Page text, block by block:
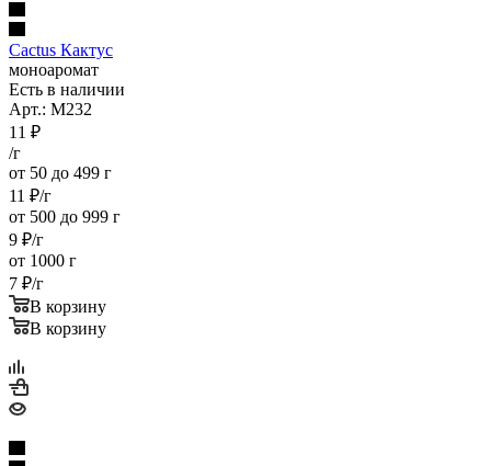
Cactus Кактус
моноаромат
Есть в наличии
Арт.: M232
11 ₽
/г
от 50 до 499 г
11 ₽/г
от 500 до 999 г
9 ₽/г
от 1000 г
7 ₽/г
В корзину
В корзину